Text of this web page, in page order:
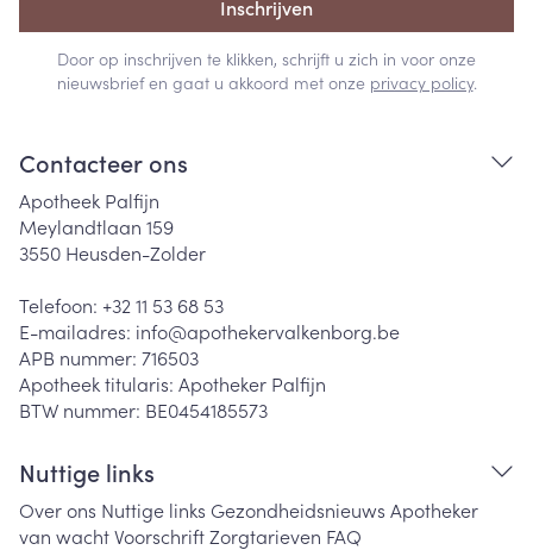
Inschrijven
Door op inschrijven te klikken, schrijft u zich in voor onze
nieuwsbrief en gaat u akkoord met onze privacy policy.
Contacteer ons
Apotheek Palfijn
Meylandtlaan 159
3550 Heusden-Zolder
Telefoon: +32 11 53 68 53
E-mailadres: info@apothekervalkenborg.be
APB nummer: 716503
Apotheek titularis: Apotheker Palfijn
BTW nummer: BE0454185573
Nuttige links
Over ons Nuttige links Gezondheidsnieuws Apotheker
van wachtVoorschriftZorgtarieven FAQ